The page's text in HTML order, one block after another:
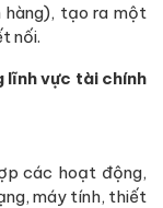
hàng), tạo ra một
nối.
lĩnh vực tài chính
các hoạt động,
máy tính, thiết